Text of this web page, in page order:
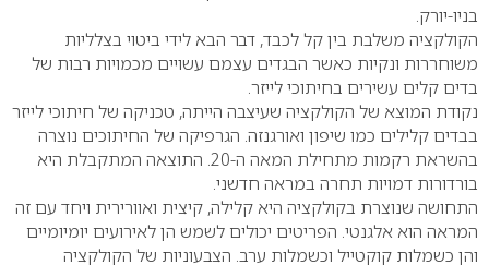
בניו-יורק.
הקולקציה משלבת בין קל לכבד, דבר הבא לידי ביטוי בצלליות
משוחררות ונקיות כאשר הבגדים עצמם עשויים מכמויות רבות של
בדים קלים עשירים בחיתוכי לייזר.
נקודת המוצא של הקולקציה שעיצבה הייתה, טכניקה של חיתוכי לייזר
בבדים קלילים כמו שיפון ואורגנזה. הגרפיקה של החיתוכים נוצרה
בהשראת רקמות מתחילת המאה ה-20. התוצאה המתקבלת היא
בורדורות דמויות תחרה במראה חדשני.
התחושה שנוצרת בקולקציה היא קלילה, קיצית ואוורירית ויחד עם זה
המראה הוא אלגנטי. הפריטים יכולים לשמש הן לאירועים יומיומיים
והן כשמלות קוקטייל וכשמלות ערב. הצבעוניות של הקולקציה